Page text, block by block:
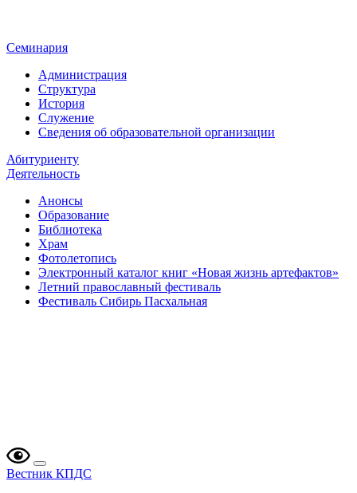
Семинария
Администрация
Структура
История
Служение
Сведения об образовательной организации
Абитуриенту
Деятельность
Анонсы
Образование
Библиотека
Храм
Фотолетопись
Электронный каталог книг «Новая жизнь артефактов»
Летний православный фестиваль
Фестиваль Сибирь Пасхальная
Вестник КПДС